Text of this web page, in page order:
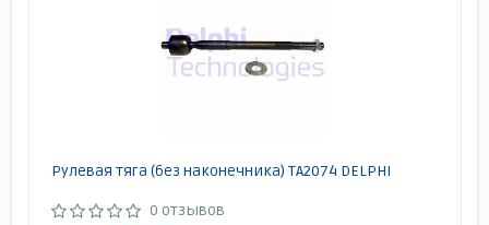
Рулевая тяга (без наконечника) TA2074 DELPHI
0 отзывов